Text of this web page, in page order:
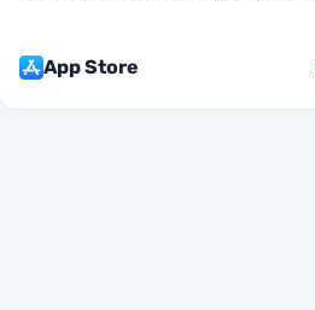
App Store